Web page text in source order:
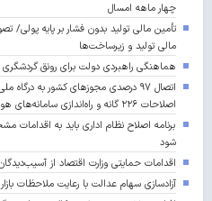
چهار ماهه امسال
مالی تولید و زیرساخت‌ها
هماهنگی راهبردی دولت برای رونق
اصلاحات ۲۲۶ گانه و راه‌اندازی سامانه‌های هوشمند
برنامه اصلاح نظام اداری باید به اقدامات
شود
اقدامات حمایتی وزارت اقتصاد از
آزادسازی سهام عدالت با رعایت ملاحظات